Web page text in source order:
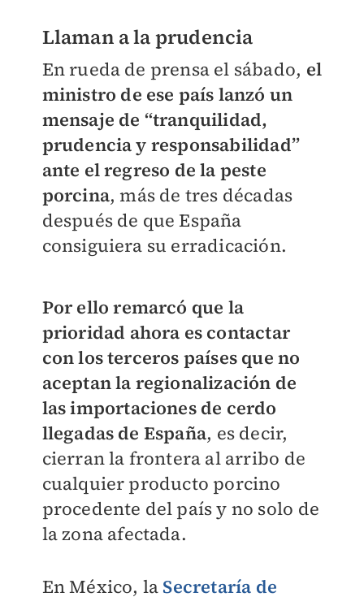
Llaman a la prudencia
En rueda de prensa el sábado, el
ministro de ese país lanzó un
mensaje de “tranquilidad,
prudencia y responsabilidad”
ante el regreso de la peste
porcina, más de tres décadas
después de que España
consiguiera su erradicación.
Por ello remarcó que la
prioridad ahora es contactar
con los terceros países que no
aceptan la regionalización de
las importaciones de cerdo
llegadas de España, es decir,
cierran la frontera al arribo de
cualquier producto porcino
procedente del país y no solo de
la zona afectada.
En México, la Secretaría de